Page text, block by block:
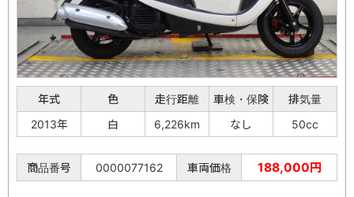
年式 色 走行距離 車検・保険
排気量
2013年
白 6,226km なし 50cc
商品番号 0000077162 車両価格 188,000円